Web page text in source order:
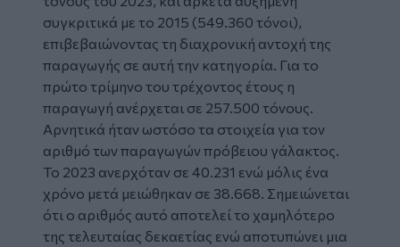
συγκριτικά με το 2015 (549.360 τόνοι),
επιβεβαιώνοντας τη διαχρονική αντοχή της
παραγωγής σε αυτή την κατηγορία. Για το
πρώτο τρίμηνο του τρέχοντος έτους η
παραγωγή ανέρχεται σε 257.500 τόνους.
Αρνητικά ήταν ωστόσο τα στοιχεία για τον
αριθμό των παραγωγών πρόβειου γάλακτος.
Το 2023 ανερχόταν σε 40.231 ενώ μόλις ένα
χρόνο μετά μειώθηκαν σε 38.668. Σημειώνεται
ότι ο αριθμός αυτό αποτελεί το χαμηλότερο
της τελευταίας δεκαετίας ενώ αποτυπώνει μια